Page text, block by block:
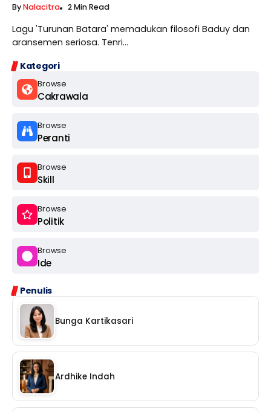
Kategori
Browse
Cakrawala
Browse
Peranti
Browse
Skill
Browse
Politik
Browse
Ide
Penulis
Bunga Kartikasari
Ardhike Indah
ByNalacitra 2 Min Read
Lagu 'Turunan Batara' memadukan filosofi Baduy dan
aransemen seriosa. Tenri...